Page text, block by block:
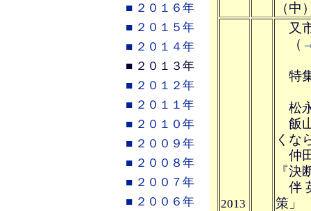
■ ２０１６年
■ ２０１５年
■ ２０１４年
■ ２０１３年
■ ２０１２年
■ ２０１１年
■ ２０１０年
■ ２００９年
■ ２００８年
■ ２００７年
■ ２００６年
（中
2013
又
（
特
松
飯
くな
仲
『決
伴
策」